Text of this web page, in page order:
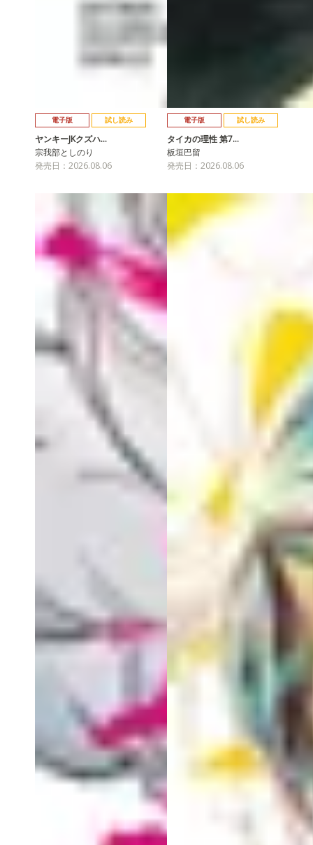
電子版 試し読み
ヤンキーJKクズハ…
宗我部としのり
発売日：2026.08.06
電子版 試し読み
タイカの理性 第7…
板垣巴留
発売日：2026.08.06